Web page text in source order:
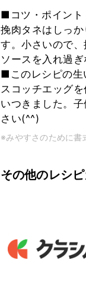
■コツ・ポイント
挽肉タネはしっ
す。小さいので
ソースを入れ過ぎ
■このレシピの生
スコッチエッグ
いつきました。
さい(^^)
※みやすさのために書
その他のレシ